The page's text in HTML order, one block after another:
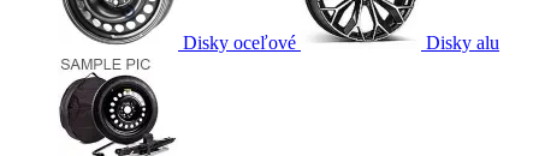
Disky oceľové Disky alu